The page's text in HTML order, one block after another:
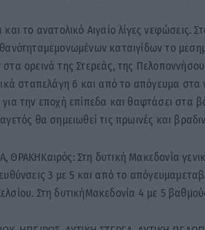
και το ανατολικό Αιγαίο λίγες νεφώσεις.
καταιγίδων το
ορεινά της Στερεάς, της
σταπελάγη 6 και από το απόγευμα
την εποχή επίπεδα και θαφτάσει στα
θα σημειωθεί τις πρωινές και
ΘΡΑΚΗΚαιρός: Στη δυτική Μακεδονία
3 με 5 και από το
Στη δυτικήΜακεδονία 4 με 5